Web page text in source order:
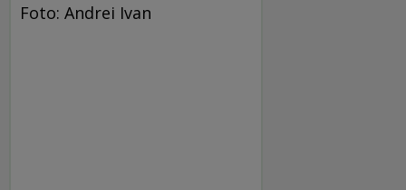
Foto: Andrei Ivan